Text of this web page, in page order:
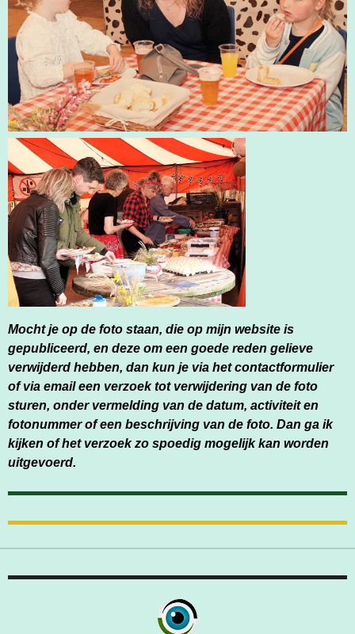
Mocht je op de foto staan, die op mijn website is
gepubliceerd, en deze om een goede reden gelieve
verwijderd hebben, dan kun je via het contactformulier
of via email een verzoek tot verwijdering van de foto
sturen, onder vermelding van de datum, activiteit en
fotonummer of een beschrijving van de foto. Dan ga ik
kijken of het verzoek zo spoedig mogelijk kan worden
uitgevoerd.